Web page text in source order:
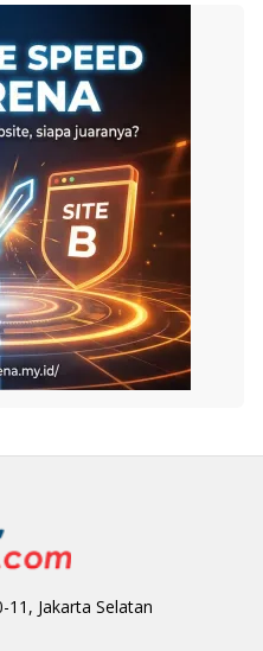
11, Jakarta Selatan